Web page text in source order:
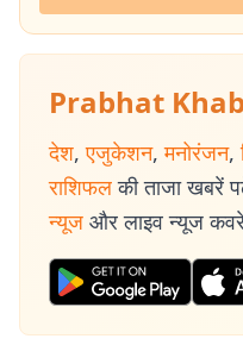
Prabhat
देश, एजुकेशन, मनोरंजन,
राशिफल की ताजा खबरें
न्यूज और लाइव न्यूज